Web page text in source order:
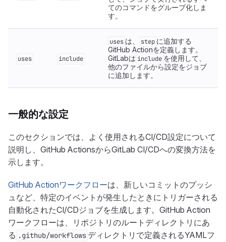
てのコマンドをグループ化しま
す。
uses include
uses は、 step に追加する
GitHub Actionを定義します。
GitLabは include を使用して、
他のファイルから設定をジョブ
に追加します。
一般的な設定
このセクションでは、よく使用されるCI/CD設定について
説明し、GitHub ActionsからGitLab CI/CDへの変換方法を
示します。
GitHub Actionワークフローは、新しいコミットのプッシ
ュなど、特定のイベントが発生したときにトリガーされる
自動化されたCI/CDジョブを生成します。GitHub Action
ワークフローは、リポジトリのルートディレクトリにあ
る .github/workflows ディレクトリで定義されるYAMLフ